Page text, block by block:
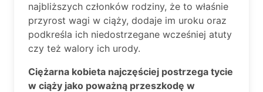
najbliższych członków rodziny, że to właśnie
przyrost wagi w ciąży, dodaje im uroku oraz
podkreśla ich niedostrzegane wcześniej atuty
czy też walory ich urody.
Ciężarna kobieta najczęściej postrzega tycie
w ciąży jako poważną przeszkodę w